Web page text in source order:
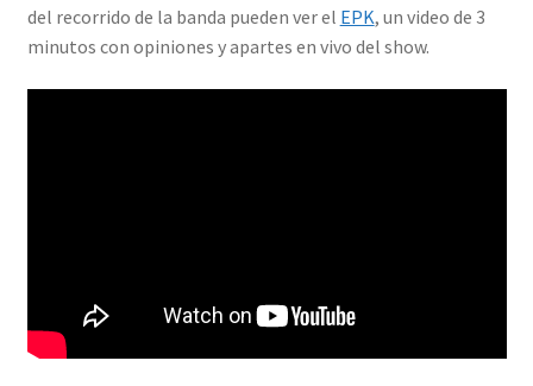
del recorrido de la banda pueden ver el EPK, un video de 3
minutos con opiniones y apartes en vivo del show.